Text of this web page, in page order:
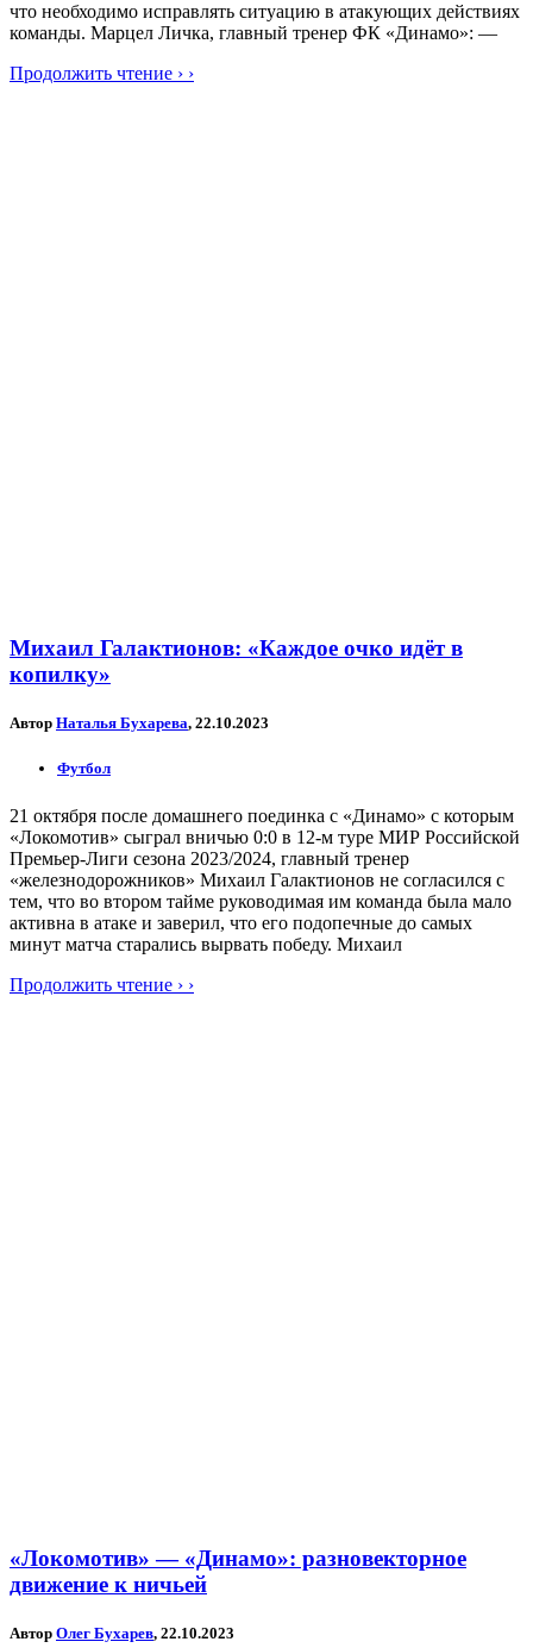
что необходимо исправлять ситуацию в атакующих действиях
команды. Марцел Личка, главный тренер ФК «Динамо»: —
Продолжить чтение › ›
Михаил Галактионов: «Каждое очко идёт в
копилку»
Автор Наталья Бухарева, 22.10.2023
Футбол
21 октября после домашнего поединка с «Динамо» с которым
«Локомотив» сыграл вничью 0:0 в 12-м туре МИР Российской
Премьер-Лиги сезона 2023/2024, главный тренер
«железнодорожников» Михаил Галактионов не согласился с
тем, что во втором тайме руководимая им команда была мало
активна в атаке и заверил, что его подопечные до самых
минут матча старались вырвать победу. Михаил
Продолжить чтение › ›
«Локомотив» — «Динамо»: разновекторное
движение к ничьей
Автор Олег Бухарев, 22.10.2023